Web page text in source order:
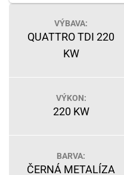
VÝBAVA:
QUATTRO TDI 220
KW
VÝKON:
220 KW
BARVA:
ČERNÁ METALÍZA